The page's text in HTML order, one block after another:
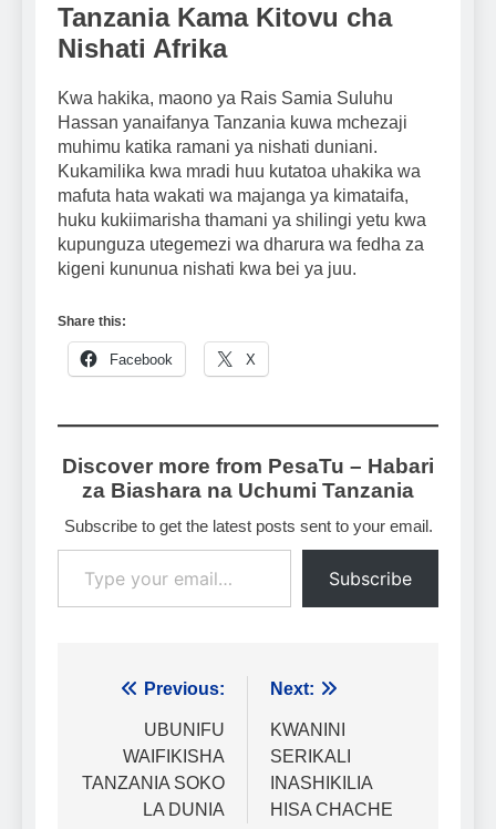
Tanzania Kama Kitovu cha
Nishati Afrika
Kwa hakika, maono ya Rais Samia Suluhu
Hassan yanaifanya Tanzania kuwa mchezaji
muhimu katika ramani ya nishati duniani.
Kukamilika kwa mradi huu kutatoa uhakika wa
mafuta hata wakati wa majanga ya kimataifa,
huku kukiimarisha thamani ya shilingi yetu kwa
kupunguza utegemezi wa dharura wa fedha za
kigeni kununua nishati kwa bei ya juu.
Share this:
Facebook X
Discover more from PesaTu – Habari
za Biashara na Uchumi Tanzania
Subscribe to get the latest posts sent to your email.
Type your email…
Subscribe
Urambazaji
chapisho
Previous:
UBUNIFU
WAIFIKISHA
TANZANIA SOKO
LA DUNIA
Next:
KWANINI
SERIKALI
INASHIKILIA
HISA CHACHE